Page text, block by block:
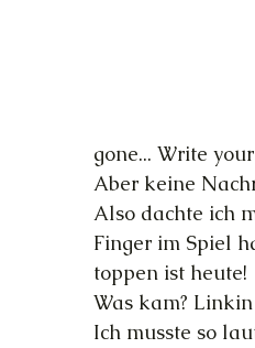
gone... Write
Aber keine
Also dachte ich
Finger im Spiel
toppen ist heute!
Was kam?
Ich musste so